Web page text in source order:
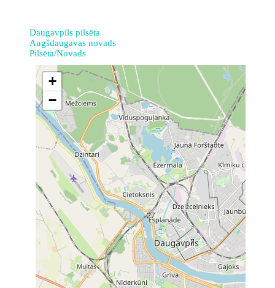
Daugavpils pilsēta
Augšdaugavas novads
Pilsēta/Novads
7
27
+
−